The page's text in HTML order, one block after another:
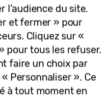
– Les nouvelles
intuitive et
[2]. Conçues pour
l’audience du site.
et fermer » pour
Cliquez sur «
pour tous les refuser.
faire un choix par
Personnaliser ». Ce
à tout moment en